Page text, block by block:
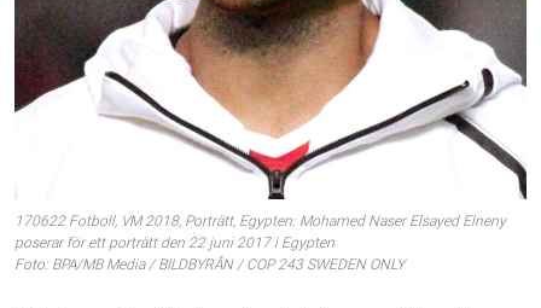
170622 Fotboll, VM 2018, Porträtt, Egypten: Mohamed Naser Elsayed Elneny
poserar för ett porträtt den 22 juni 2017 i Egypten
Foto: BPA/MB Media / BILDBYRÅN / COP 243 SWEDEN ONLY